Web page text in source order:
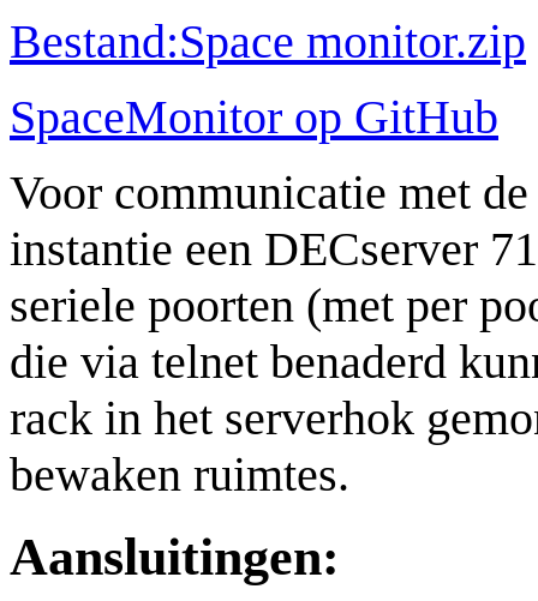
Bestand:Space monitor.zip
SpaceMonitor op GitHub
Voor communicatie met
instantie een DECserver
seriele poorten (met per
die via telnet benaderd
rack in het serverhok
bewaken ruimtes.
Aansluitingen: